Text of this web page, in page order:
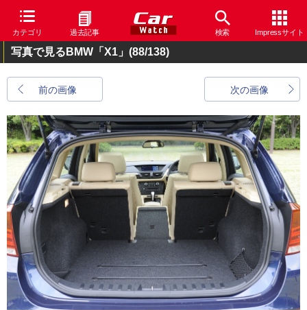
カテゴリ 過去記事 検索 Impressサイト
写真で見るBMW「X1」 (88/138)
前の画像 次の画像